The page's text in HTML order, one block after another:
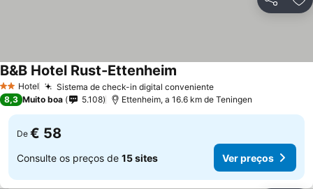
Partilhar
2 Estrelas
Hotel Sistema de check-in digital convenienteVer preços
B&B Hotel Rust-Ettenheim
8,3 Muito boa 5.108 Ettenheim, a 16.6 km de Teningen
De € 58
Consulte os preços de 15 sites Ver preços